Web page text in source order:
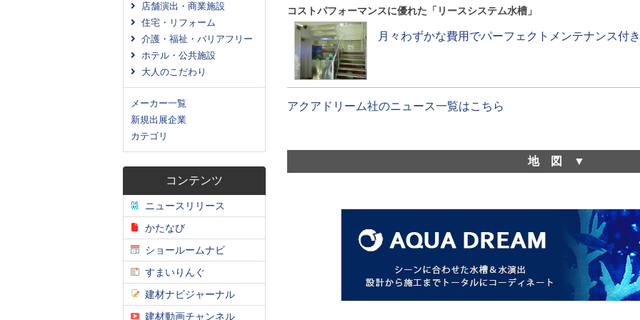
店舗演出・商業施設
住宅・リフォーム
介護・福祉・バリアフリー
ホテル・公共施設
大人のこだわり
メーカー一覧
新規出展企業
カテゴリ
コンテンツ
ニュースリリース
かたなび
ショールームナビ
すまいりんぐ
建材ナビジャーナル
建材動画チャンネル
コストパフォーマンスに優れた「リースシステム水槽」
月々わずかな費用でパーフェクトメンテナンス付
アクアドリーム社のニュース一覧はこちら
地図
アクアドリーム社